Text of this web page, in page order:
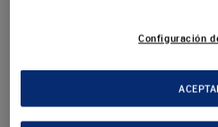
o preparación previa, para la
COVID 19 y precisamente,
dudas, incertidumbre y miedo
Configuración